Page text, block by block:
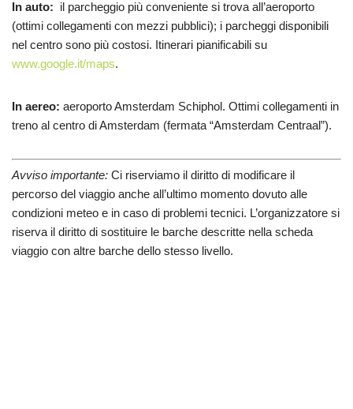
In auto: il parcheggio più conveniente si trova all’aeroporto
(ottimi collegamenti con mezzi pubblici); i parcheggi disponibili
nel centro sono più costosi. Itinerari pianificabili su
www.google.it/maps.
In aereo: aeroporto Amsterdam Schiphol. Ottimi collegamenti in
treno al centro di Amsterdam (fermata “Amsterdam Centraal”).
Avviso importante: Ci riserviamo il diritto di modificare il
percorso del viaggio anche all’ultimo momento dovuto alle
condizioni meteo e in caso di problemi tecnici. L’organizzatore si
riserva il diritto di sostituire le barche descritte nella scheda
viaggio con altre barche dello stesso livello.